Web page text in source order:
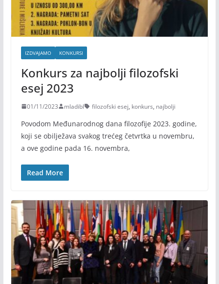
IZDVAJAMO KONKURSI
Konkurs za najbolji filozofski
esej 2023
01/11/2023 mladibl filozofski esej, konkurs, najbolji
Povodom Međunarodnog dana filozofije 2023. godine,
koji se obilježava svakog trećeg četvrtka u novembru,
a ove godine pada 16. novembra,
Read More